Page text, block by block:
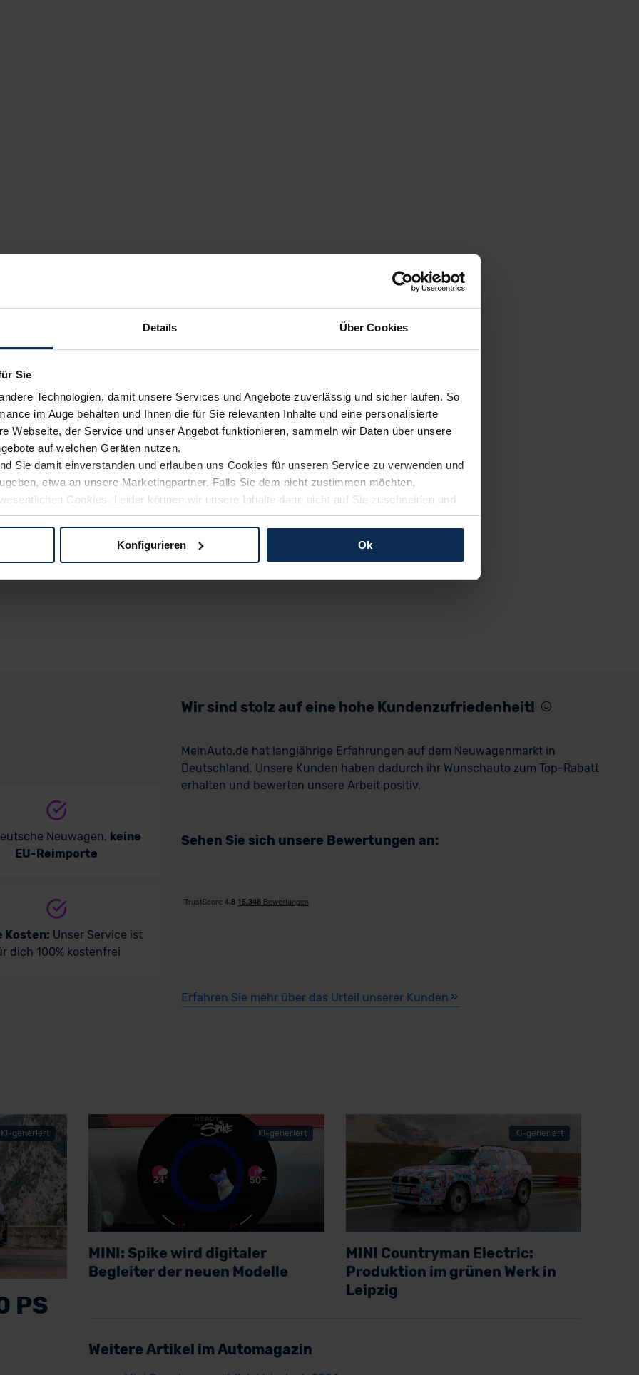
Details Über Cookies
Sie
Technologien, damit unsere Services und Angebote zuverlässig und sicher laufen. So
im Auge behalten und Ihnen die für Sie relevanten Inhalte und eine personalisierte
Webseite, der Service und unser Angebot funktionieren, sammeln wir Daten über unsere
auf welchen Geräten nutzen.
Sie damit einverstanden und erlauben uns Cookies für unseren Service zu verwenden und
etwa an unsere Marketingpartner. Falls Sie dem nicht zustimmen möchten,
Cookies. Leider können wir unsere Inhalte dann nicht auf Sie zuschneiden und
Weg zu Ihrem Neuwagen unterstützen. Sie können die Einstellungen jederzeit anpassen
Konfigurieren Ok
Neuwagen, keine
EU-Reimporte
Kosten: Unser Service ist
dich 100% kostenfrei
Wir sind stolz auf eine hohe Kundenzufriedenheit!
MeinAuto.de hat langjährige Erfahrungen auf dem Neuwagenmarkt in
Deutschland. Unsere Kunden haben dadurch ihr Wunschauto zum Top-Rabatt
erhalten und bewerten unsere Arbeit positiv.
Sehen Sie sich unsere Bewertungen an:
Erfahren Sie mehr über das Urteil unserer Kunden
KI-generiert
PS
KI-generiert
MINI: Spike wird digitaler
Begleiter der neuen Modelle
KI-generiert
MINI Countryman Electric:
Produktion im grünen Werk in
Leipzig
Weitere Artikel im Automagazin